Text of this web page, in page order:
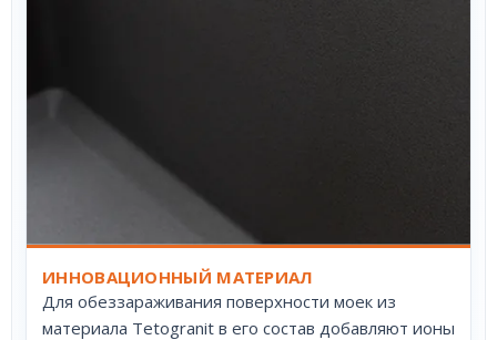
ИННОВАЦИОННЫЙ МАТЕРИАЛ
Для обеззараживания поверхности моек из
материала Tetogranit в его состав добавляют ионы